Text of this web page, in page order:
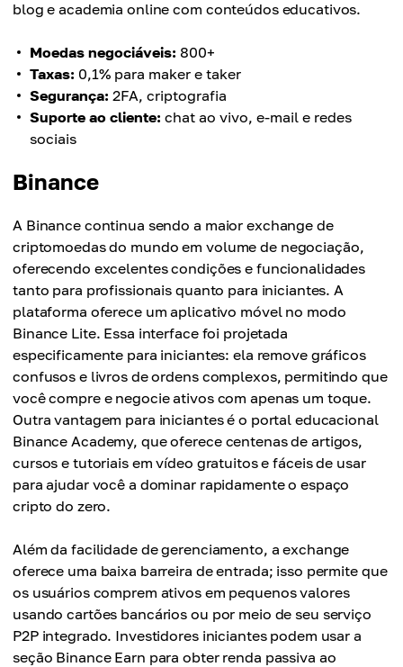
blog e academia online com conteúdos educativos.
Moedas negociáveis: 800+
Taxas: 0,1% para maker e taker
Segurança: 2FA, criptografia
Suporte ao cliente: chat ao vivo, e-mail e redes
sociais
Binance
A Binance continua sendo a maior exchange de
criptomoedas do mundo em volume de negociação,
oferecendo excelentes condições e funcionalidades
tanto para profissionais quanto para iniciantes. A
plataforma oferece um aplicativo móvel no modo
Binance Lite. Essa interface foi projetada
especificamente para iniciantes: ela remove gráficos
confusos e livros de ordens complexos, permitindo que
você compre e negocie ativos com apenas um toque.
Outra vantagem para iniciantes é o portal educacional
Binance Academy, que oferece centenas de artigos,
cursos e tutoriais em vídeo gratuitos e fáceis de usar
para ajudar você a dominar rapidamente o espaço
cripto do zero.
Além da facilidade de gerenciamento, a exchange
oferece uma baixa barreira de entrada; isso permite que
os usuários comprem ativos em pequenos valores
usando cartões bancários ou por meio de seu serviço
P2P integrado. Investidores iniciantes podem usar a
seção Binance Earn para obter renda passiva ao